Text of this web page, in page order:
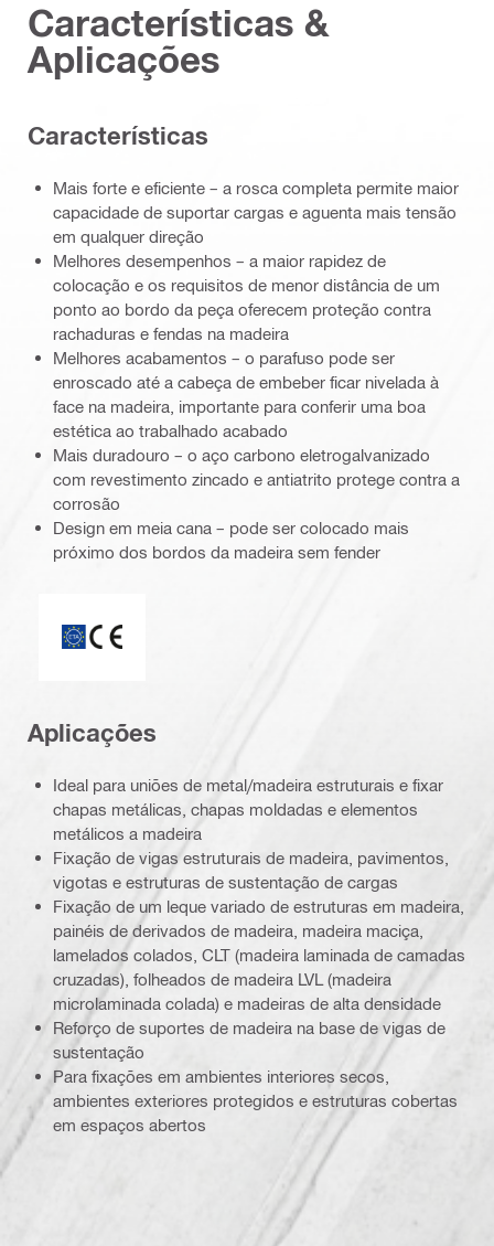
Características &
Aplicações
Características
Mais forte e eficiente – a rosca completa permite maior
capacidade de suportar cargas e aguenta mais tensão
em qualquer direção
Melhores desempenhos – a maior rapidez de
colocação e os requisitos de menor distância de um
ponto ao bordo da peça oferecem proteção contra
rachaduras e fendas na madeira
Melhores acabamentos – o parafuso pode ser
enroscado até a cabeça de embeber ficar nivelada à
face na madeira, importante para conferir uma boa
estética ao trabalhado acabado
Mais duradouro – o aço carbono eletrogalvanizado
com revestimento zincado e antiatrito protege contra a
corrosão
Design em meia cana – pode ser colocado mais
próximo dos bordos da madeira sem fender
Aplicações
Ideal para uniões de metal/madeira estruturais e fixar
chapas metálicas, chapas moldadas e elementos
metálicos a madeira
Fixação de vigas estruturais de madeira, pavimentos,
vigotas e estruturas de sustentação de cargas
Fixação de um leque variado de estruturas em madeira,
painéis de derivados de madeira, madeira maciça,
lamelados colados, CLT (madeira laminada de camadas
cruzadas), folheados de madeira LVL (madeira
microlaminada colada) e madeiras de alta densidade
Reforço de suportes de madeira na base de vigas de
sustentação
Para fixações em ambientes interiores secos,
ambientes exteriores protegidos e estruturas cobertas
em espaços abertos